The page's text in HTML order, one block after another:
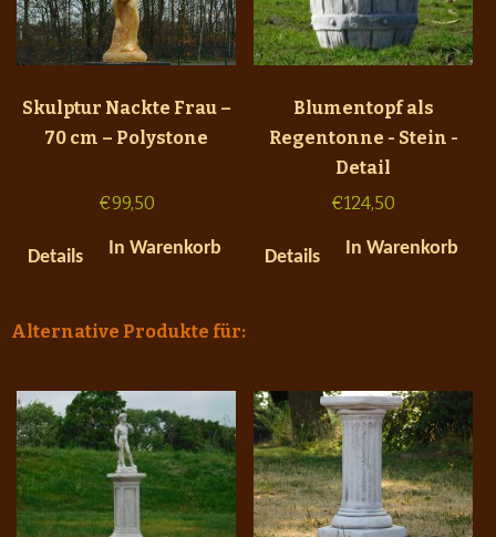
Skulptur Nackte Frau –
70 cm – Polystone
€99,50
Details In Warenkorb
Blumentopf als
Regentonne - Stein -
Detail
€124,50
Details In Warenkorb
Alternative Produkte für: